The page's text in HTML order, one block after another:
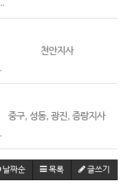
천안지사
중구, 성동, 광진, 증랑지사
날짜순 목록 글쓰기